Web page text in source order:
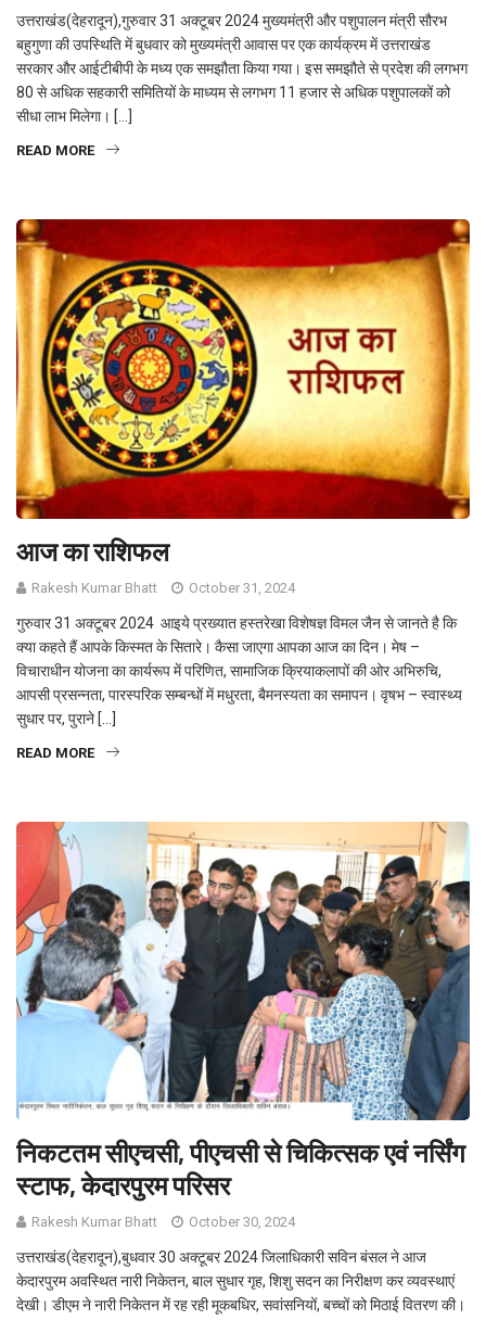
उत्तराखंड(देहरादून),गुरुवार 31 अक्टूबर 2024 मुख्यमंत्री और पशुपालन मंत्री सौरभ
बहुगुणा की उपस्थिति में बुधवार को मुख्यमंत्री आवास पर एक कार्यक्रम में उत्तराखंड
सरकार और आईटीबीपी के मध्य एक समझौता किया गया। इस समझौते से प्रदेश की लगभग
80 से अधिक सहकारी समितियों के माध्यम से लगभग 11 हजार से अधिक पशुपालकों को
सीधा लाभ मिलेगा। […]
READ MORE
आज का राशिफल
Rakesh Kumar Bhatt October 31, 2024
गुरुवार 31 अक्टूबर 2024 आइये प्रख्यात हस्तरेखा विशेषज्ञ विमल जैन से जानते है कि
क्या कहते हैं आपके किस्मत के सितारे। कैसा जाएगा आपका आज का दिन। मेष –
विचाराधीन योजना का कार्यरूप में परिणित, सामाजिक क्रियाकलापों की ओर अभिरुचि,
आपसी प्रसन्नता, पारस्परिक सम्बन्धों में मधुरता, बैमनस्यता का समापन। वृषभ – स्वास्थ्य
सुधार पर, पुराने […]
READ MORE
निकटतम सीएचसी, पीएचसी से चिकित्सक एवं नर्सिंग
स्टाफ, केदारपुरम परिसर
Rakesh Kumar Bhatt October 30, 2024
उत्तराखंड(देहरादून),बुधवार 30 अक्टूबर 2024 जिलाधिकारी सविन बंसल ने आज
केदारपुरम अवस्थित नारी निकेतन, बाल सुधार गृह, शिशु सदन का निरीक्षण कर व्यवस्थाएं
देखी। डीएम ने नारी निकेतन में रह रही मूकबधिर, सवांसनियों, बच्चों को मिठाई वितरण की।